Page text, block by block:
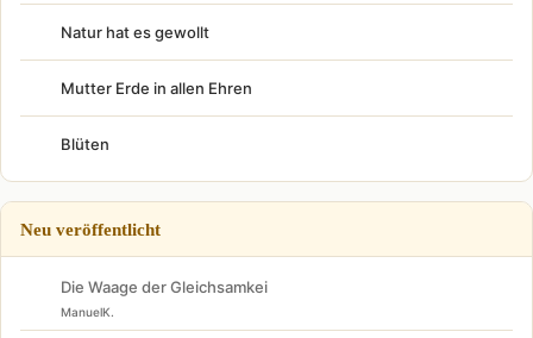
Natur hat es gewollt
Mutter Erde in allen Ehren
Blüten
Neu veröffentlicht
Die Waage der Gleichsamkei
ManuelK.